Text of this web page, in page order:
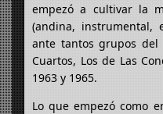
empezó a cultivar la
(andina, instrumental,
ante tantos grupos del
Cuartos, Los de Las
1963 y 1965.
Lo que empezó como